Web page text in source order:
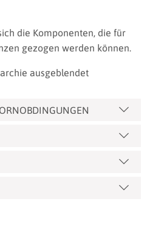
die Komponenten, die für
gezogen werden können.
ausgeblendet